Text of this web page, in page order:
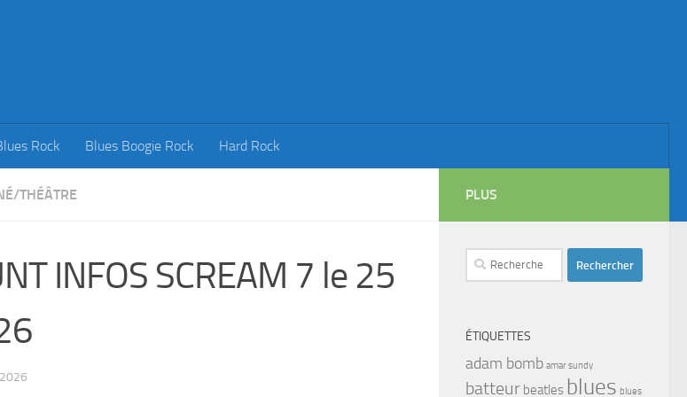
Rock Blues Boogie Rock Hard Rock
THÉÂTRE
INFOS SCREAM 7 le 25
PLUS
Rechercher :
ÉTIQUETTES
adam bomb amar sundy
batteur beatles blues blues